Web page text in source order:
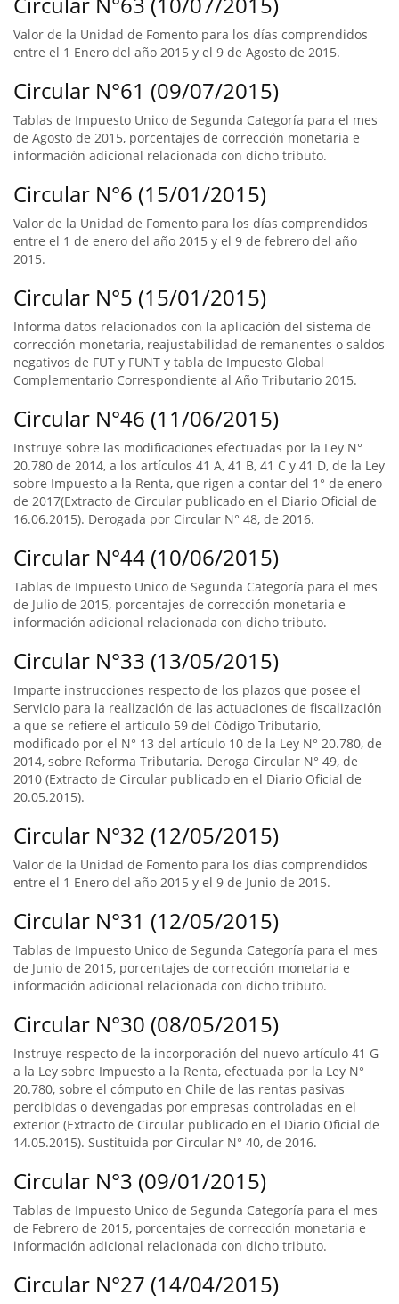
Valor de la Unidad de Fomento para los días comprendidos
entre el 1 Enero del año 2015 y el 9 de Agosto de 2015.
Circular N°61 (09/07/2015)
Tablas de Impuesto Unico de Segunda Categoría para el mes
de Agosto de 2015, porcentajes de corrección monetaria e
información adicional relacionada con dicho tributo.
Circular N°6 (15/01/2015)
Valor de la Unidad de Fomento para los días comprendidos
entre el 1 de enero del año 2015 y el 9 de febrero del año
2015.
Circular N°5 (15/01/2015)
Informa datos relacionados con la aplicación del sistema de
corrección monetaria, reajustabilidad de remanentes o saldos
negativos de FUT y FUNT y tabla de Impuesto Global
Complementario Correspondiente al Año Tributario 2015.
Circular N°46 (11/06/2015)
Instruye sobre las modificaciones efectuadas por la Ley N°
20.780 de 2014, a los artículos 41 A, 41 B, 41 C y 41 D, de la Ley
sobre Impuesto a la Renta, que rigen a contar del 1° de enero
de 2017(Extracto de Circular publicado en el Diario Oficial de
16.06.2015). Derogada por Circular N° 48, de 2016.
Circular N°44 (10/06/2015)
Tablas de Impuesto Unico de Segunda Categoría para el mes
de Julio de 2015, porcentajes de corrección monetaria e
información adicional relacionada con dicho tributo.
Circular N°33 (13/05/2015)
Imparte instrucciones respecto de los plazos que posee el
Servicio para la realización de las actuaciones de fiscalización
a que se refiere el artículo 59 del Código Tributario,
modificado por el N° 13 del artículo 10 de la Ley N° 20.780, de
2014, sobre Reforma Tributaria. Deroga Circular N° 49, de
2010 (Extracto de Circular publicado en el Diario Oficial de
20.05.2015).
Circular N°32 (12/05/2015)
Valor de la Unidad de Fomento para los días comprendidos
entre el 1 Enero del año 2015 y el 9 de Junio de 2015.
Circular N°31 (12/05/2015)
Tablas de Impuesto Unico de Segunda Categoría para el mes
de Junio de 2015, porcentajes de corrección monetaria e
información adicional relacionada con dicho tributo.
Circular N°30 (08/05/2015)
Instruye respecto de la incorporación del nuevo artículo 41 G
a la Ley sobre Impuesto a la Renta, efectuada por la Ley N°
20.780, sobre el cómputo en Chile de las rentas pasivas
percibidas o devengadas por empresas controladas en el
exterior (Extracto de Circular publicado en el Diario Oficial de
14.05.2015). Sustituida por Circular N° 40, de 2016.
Circular N°3 (09/01/2015)
Tablas de Impuesto Unico de Segunda Categoría para el mes
de Febrero de 2015, porcentajes de corrección monetaria e
información adicional relacionada con dicho tributo.
Circular N°27 (14/04/2015)